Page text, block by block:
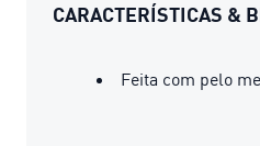
CARACTERÍSTICAS &
Feita com pelo